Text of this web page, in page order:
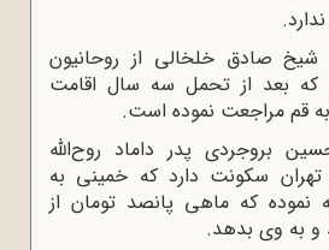
دوشنبه: 1ـ شیخ صادق خلخالی از روحانیون
که بعد از تحمل سه سال اقامت
قم مراجعت نموده است.
بروجردی پدر داماد روح‌اللّه‌
سکونت دارد که خمینی به
نموده که ماهی پانصد تومان از
و به وی بدهد.